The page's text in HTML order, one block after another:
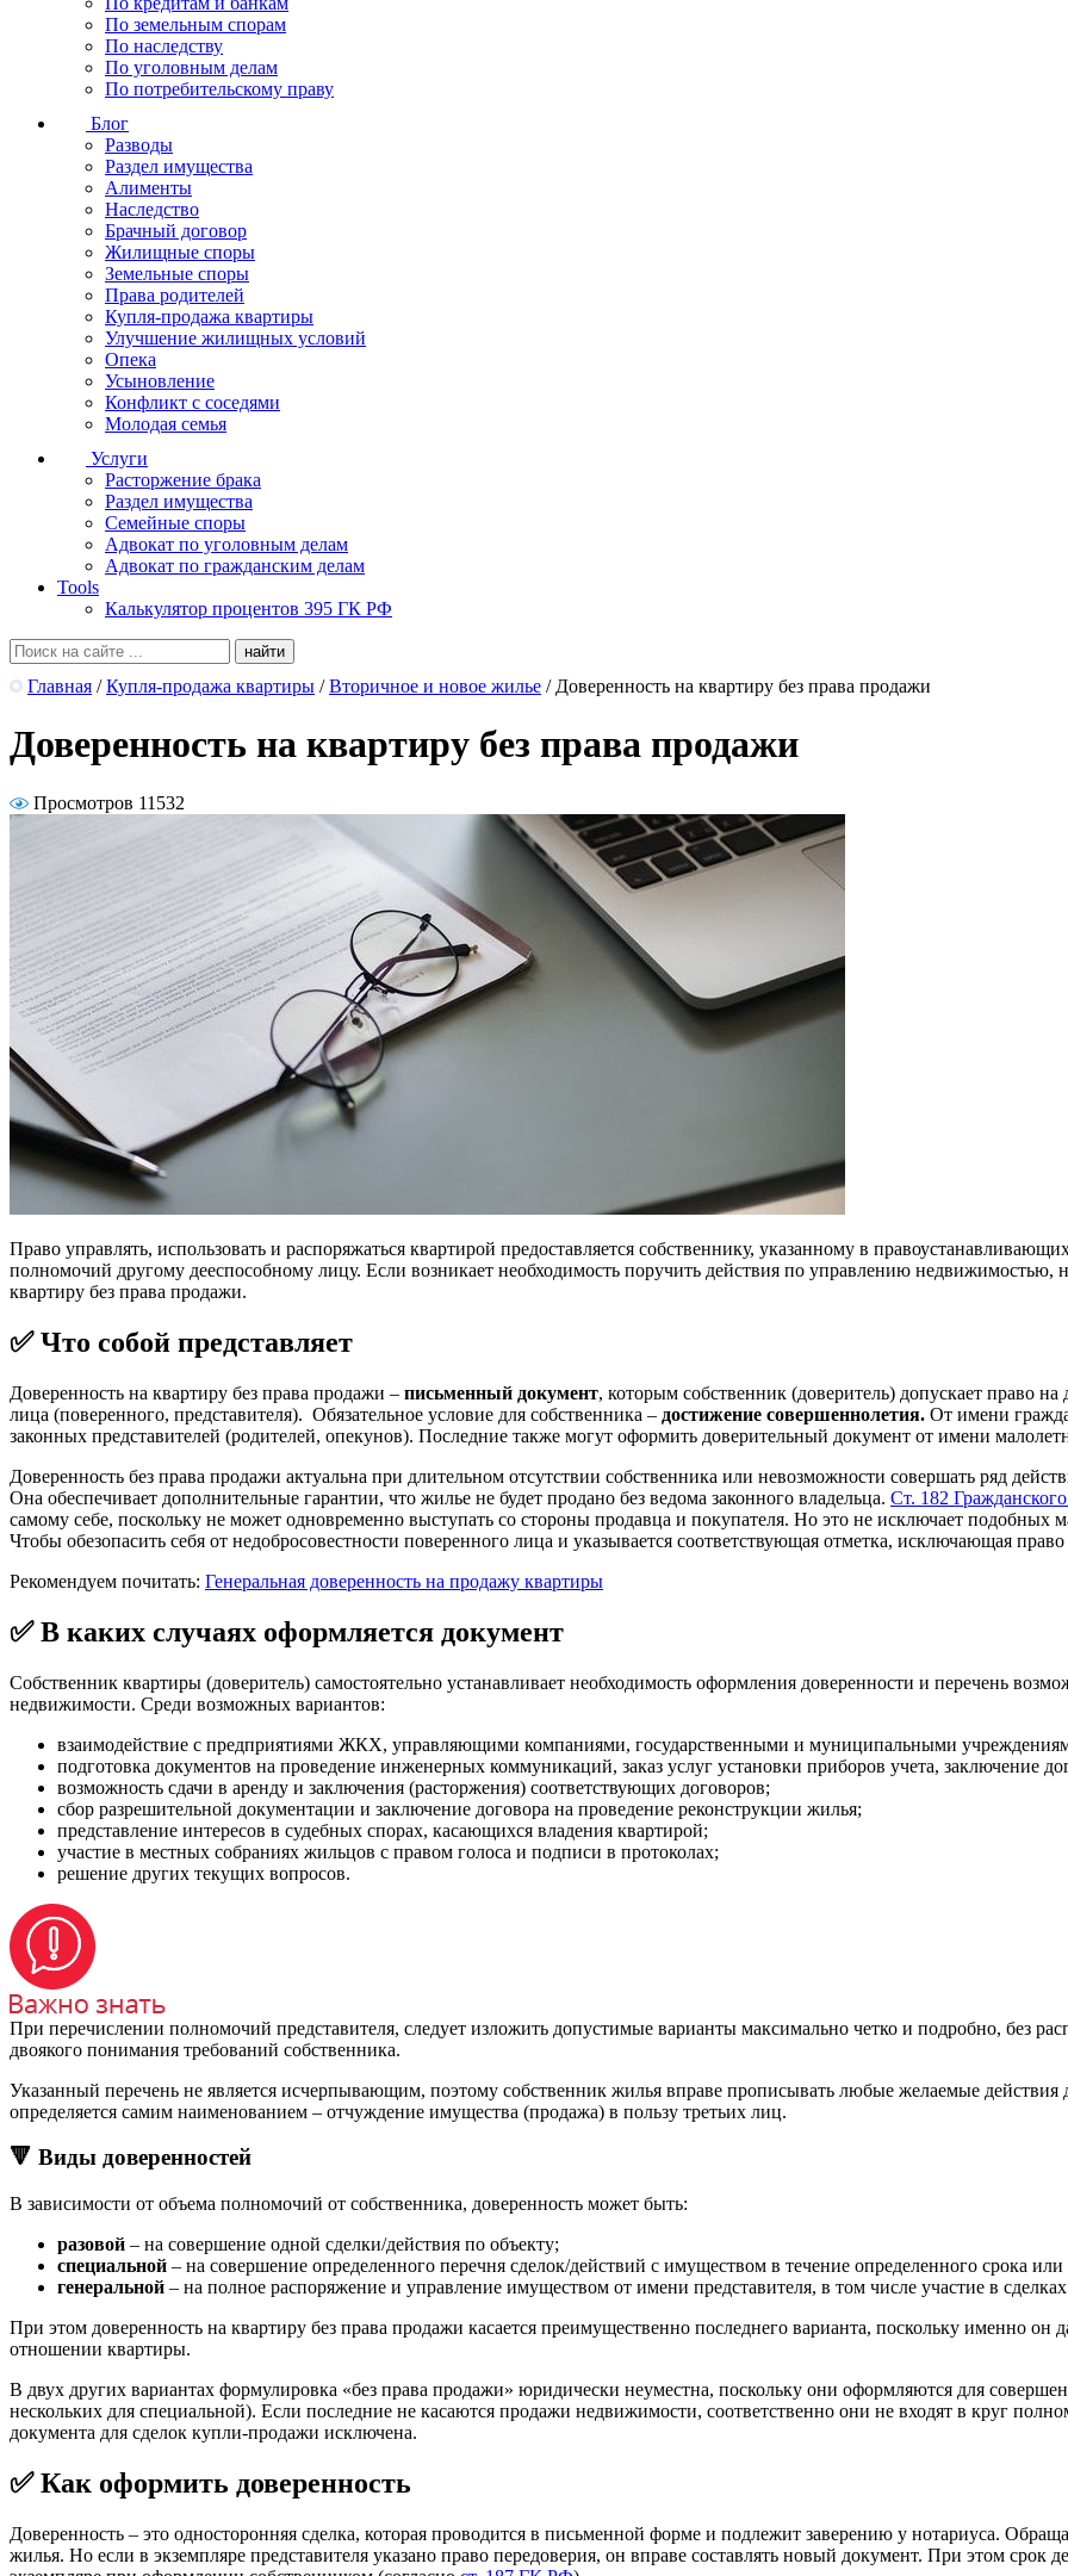
По земельным спорам
По наследству
По уголовным делам
По потребительскому праву
Блог
Разводы
Раздел имущества
Алименты
Наследство
Брачный договор
Жилищные споры
Земельные споры
Права родителей
Купля-продажа квартиры
Улучшение жилищных условий
Опека
Усыновление
Конфликт с соседями
Молодая семья
Услуги
Расторжение брака
Раздел имущества
Семейные споры
Адвокат по уголовным делам
Адвокат по гражданским делам
Tools
Калькулятор процентов 395 ГК РФ
Главная / Купля-продажа квартиры / Вторичное и новое жилье / Доверенность на квартиру без права продажи
Доверенность на квартиру без права продажи
Просмотров 11532
Право управлять, использовать и распоряжаться квартирой предоставляется собственнику, указанному в
полномочий другому дееспособному лицу. Если возникает необходимость поручить действия по управлению недвижимостью,
квартиру без права продажи.
✅ Что собой представляет
Доверенность на квартиру без права продажи – письменный документ, которым собственник (доверитель) допускает право
лица (поверенного, представителя). Обязательное условие для собственника – достижение совершеннолетия. От имени
законных представителей (родителей, опекунов). Последние также могут оформить доверительный документ от имени
Доверенность без права продажи актуальна при длительном отсутствии собственника или невозможности совершать ряд
Она обеспечивает дополнительные гарантии, что жилье не будет продано без ведома законного владельца. Ст. 182
самому себе, поскольку не может одновременно выступать со стороны продавца и покупателя. Но это не исключает подобных
Чтобы обезопасить себя от недобросовестности поверенного лица и указывается соответствующая отметка, исключающая
Рекомендуем почитать: Генеральная доверенность на продажу квартиры
✅ В каких случаях оформляется документ
Собственник квартиры (доверитель) самостоятельно устанавливает необходимость оформления доверенности и перечень
недвижимости. Среди возможных вариантов:
взаимодействие с предприятиями ЖКХ, управляющими компаниями, государственными и муниципальными
подготовка документов на проведение инженерных коммуникаций, заказ услуг установки приборов учета, заключение
возможность сдачи в аренду и заключения (расторжения) соответствующих договоров;
сбор разрешительной документации и заключение договора на проведение реконструкции жилья;
представление интересов в судебных спорах, касающихся владения квартирой;
участие в местных собраниях жильцов с правом голоса и подписи в протоколах;
решение других текущих вопросов.
При перечислении полномочий представителя, следует изложить допустимые варианты максимально четко и подробно, без
двоякого понимания требований собственника.
Указанный перечень не является исчерпывающим, поэтому собственник жилья вправе прописывать любые желаемые действия
определяется самим наименованием – отчуждение имущества (продажа) в пользу третьих лиц.
🔻 Виды доверенностей
В зависимости от объема полномочий от собственника, доверенность может быть:
разовой – на совершение одной сделки/действия по объекту;
специальной – на совершение определенного перечня сделок/действий с имуществом в течение определенного срока
генеральной – на полное распоряжение и управление имуществом от имени представителя, в том числе участие в
При этом доверенность на квартиру без права продажи касается преимущественно последнего варианта, поскольку именно
отношении квартиры.
В двух других вариантах формулировка «без права продажи» юридически неуместна, поскольку они оформляются для
нескольких для специальной). Если последние не касаются продажи недвижимости, соответственно они не входят в круг
документа для сделок купли-продажи исключена.
✅ Как оформить доверенность
Доверенность – это односторонняя сделка, которая проводится в письменной форме и подлежит заверению у нотариуса.
жилья. Но если в экземпляре представителя указано право передоверия, он вправе составлять новый документ. При этом срок